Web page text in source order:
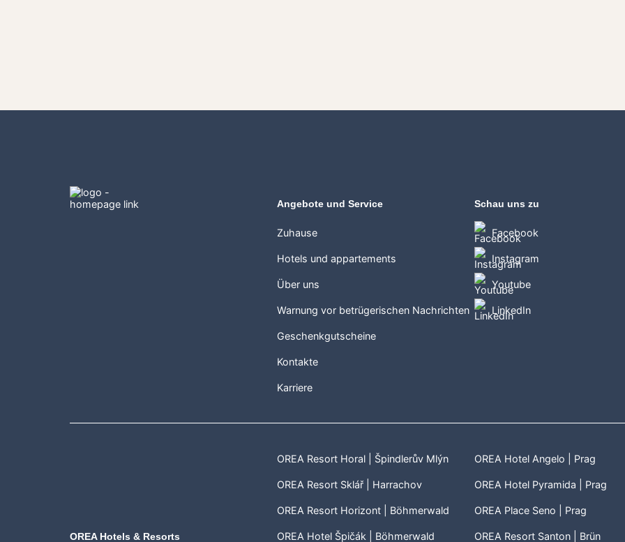
Angebote und Service
Zuhause
Hotels und appartements
Über uns
Warnung vor betrügerischen Nachrichten
Geschenkgutscheine
Kontakte
Karriere
Schau uns zu
Facebook
Instagram
Youtube
LinkedIn
OREA Hotels & Resorts
OREA Resort Horal | Špindlerův Mlýn
OREA Resort Sklář | Harrachov
OREA Resort Horizont | Böhmerwald
OREA Hotel Špičák | Böhmerwald
OREA Hotel Angelo | Prag
OREA Hotel Pyramida | Prag
OREA Place Seno | Prag
OREA Resort Santon | Brün